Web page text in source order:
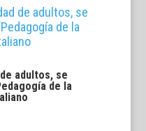
adultos, se
de la